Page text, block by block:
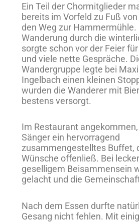
Ein Teil der Chormitglieder
bereits im Vorfeld zu Fuß
den Weg zur Hammermühle.
Wanderung durch die
sorgte schon vor der Feier
und viele nette Gespräche.
Wandergruppe legte bei
Ingelbach einen kleinen
wurden die Wanderer mit
bestens versorgt.
Im Restaurant
Sänger ein hervorragend
zusammengestelltes Buffet,
Wünsche offenließ. Bei
geselligem Beisammensein
gelacht und die
Nach dem Essen durfte
Gesang nicht fehlen. Mit